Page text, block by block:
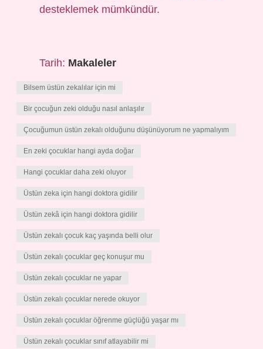
desteklemek mümkündür.
Tarih: Makaleler
Bilsem üstün zekalılar için mi
Bir çocuğun zeki olduğu nasıl anlaşılır
Çocuğumun üstün zekalı olduğunu düşünüyorum ne yapmalıyım
En zeki çocuklar hangi ayda doğar
Hangi çocuklar daha zeki oluyor
Üstün zeka için hangi doktora gidilir
Üstün zekâ için hangi doktora gidilir
Üstün zekalı çocuk kaç yaşında belli olur
Üstün zekalı çocuklar geç konuşur mu
Üstün zekalı çocuklar ne yapar
Üstün zekalı çocuklar nerede okuyor
Üstün zekalı çocuklar öğrenme güçlüğü yaşar mı
Üstün zekalı çocuklar sınıf atlayabilir mi